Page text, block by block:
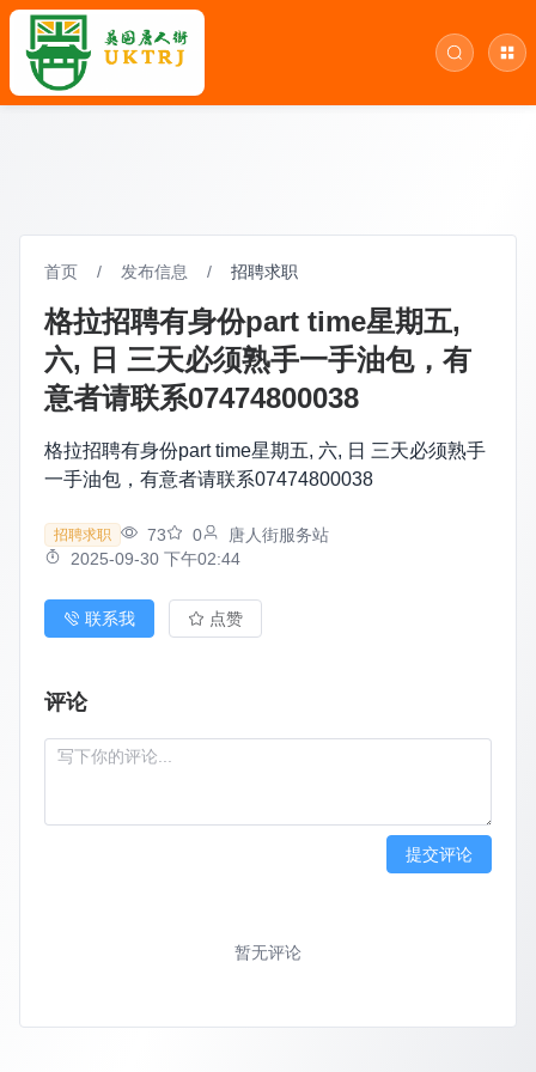
首页 / 发布信息 / 招聘求职
格拉招聘有身份part time星期五,
六, 日 三天必须熟手一手油包，有
意者请联系07474800038
格拉招聘有身份part time星期五, 六, 日 三天必须熟手
一手油包，有意者请联系07474800038
招聘求职 73 0
唐人街服务站
2025-09-30 下午02:44
联系我 点赞
评论
提交评论
暂无评论